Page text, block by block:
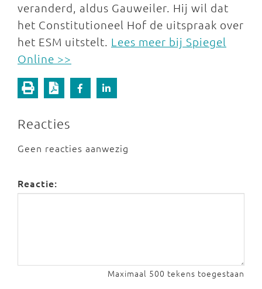
veranderd, aldus Gauweiler. Hij wil dat
het Constitutioneel Hof de uitspraak over
het ESM uitstelt. Lees meer bij Spiegel
Online >>
Reacties
Geen reacties aanwezig
Reactie:
Maximaal 500 tekens toegestaan